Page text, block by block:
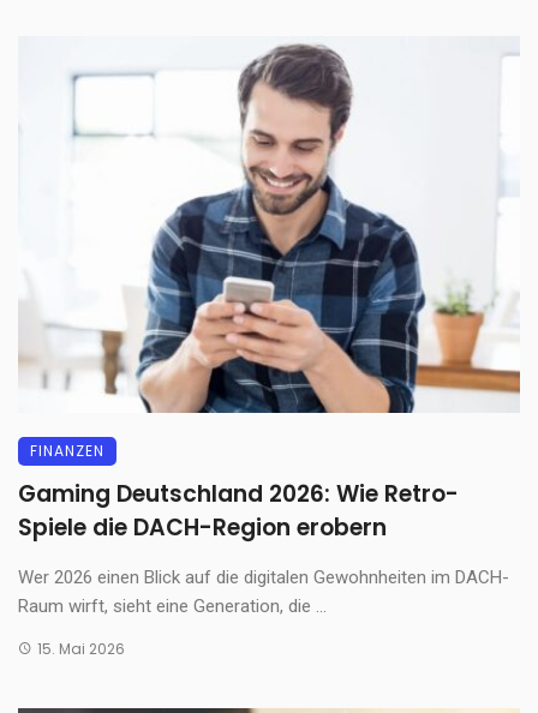
FINANZEN
Gaming Deutschland 2026: Wie Retro-
Spiele die DACH-Region erobern
Wer 2026 einen Blick auf die digitalen Gewohnheiten im DACH-
Raum wirft, sieht eine Generation, die ...
15. Mai 2026